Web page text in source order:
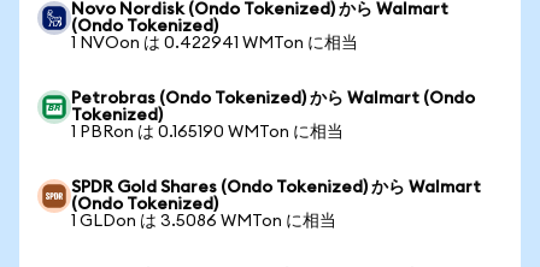
Novo Nordisk (Ondo Tokenized) から Walmart
(Ondo Tokenized)
1 NVOon は 0.422941 WMTon に相当
Petrobras (Ondo Tokenized) から Walmart (Ondo
Tokenized)
1 PBRon は 0.165190 WMTon に相当
SPDR Gold Shares (Ondo Tokenized) から Walmart
(Ondo Tokenized)
1 GLDon は 3.5086 WMTon に相当